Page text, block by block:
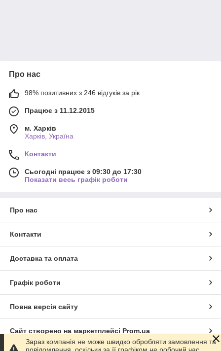
Про нас
98% позитивних з 246 відгуків за рік
Працює з 11.12.2015
м. Харків
Харків, Україна
Контакти
Сьогодні працює з 09:30 до 17:30
Показати весь графік роботи
Про нас
Контакти
Доставка та оплата
Графік роботи
Повна версія сайту
Сайт створено на маркетплейсі Prom.ua
Зараз компанія не може швидко обробляти замовлення та